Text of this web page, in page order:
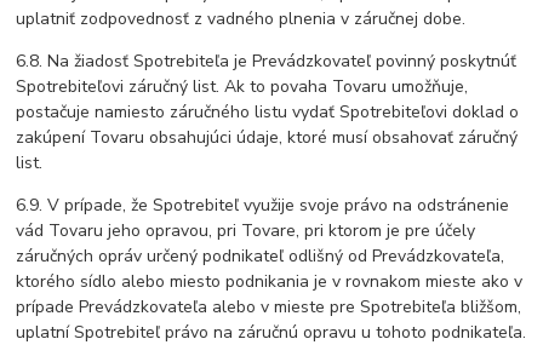
uplatniť zodpovednosť z vadného plnenia v záručnej dobe.
6.8. Na žiadosť Spotrebiteľa je Prevádzkovateľ povinný poskytnúť
Spotrebiteľovi záručný list. Ak to povaha Tovaru umožňuje,
postačuje namiesto záručného listu vydať Spotrebiteľovi doklad o
zakúpení Tovaru obsahujúci údaje, ktoré musí obsahovať záručný
list.
6.9. V prípade, že Spotrebiteľ využije svoje právo na odstránenie
vád Tovaru jeho opravou, pri Tovare, pri ktorom je pre účely
záručných opráv určený podnikateľ odlišný od Prevádzkovateľa,
ktorého sídlo alebo miesto podnikania je v rovnakom mieste ako v
prípade Prevádzkovateľa alebo v mieste pre Spotrebiteľa bližšom,
uplatní Spotrebiteľ právo na záručnú opravu u tohoto podnikateľa.